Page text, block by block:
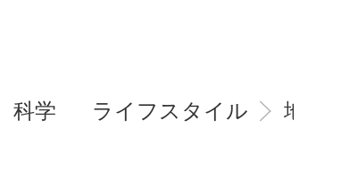
科学 ライフスタイル 地域情